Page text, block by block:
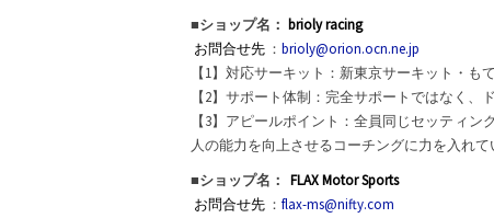
■ショップ名： brioly racing
お問合せ先 ：brioly@orion.ocn.ne.jp
【1】対応サーキット：新東京サーキット・も
【2】サポート体制：完全サポートではなく、
【3】アピールポイント：全員同じセッティ
人の能力を向上させるコーチングに力を入れ
■ショップ名： FLAX Motor Sports
お問合せ先 ：flax-ms@nifty.com